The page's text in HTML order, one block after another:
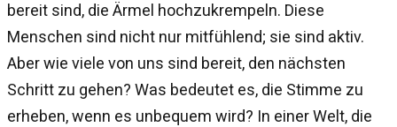
bereit sind, die Ärmel hochzukrempeln. Diese
Menschen sind nicht nur mitfühlend; sie sind aktiv.
Aber wie viele von uns sind bereit, den nächsten
Schritt zu gehen? Was bedeutet es, die Stimme zu
erheben, wenn es unbequem wird? In einer Welt, die